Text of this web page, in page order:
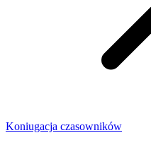
Koniugacja czasowników